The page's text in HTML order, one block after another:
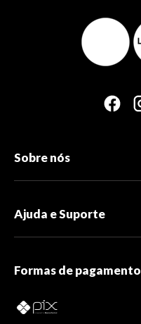
Sobre nós
Ajuda e Suporte
Formas de pagamento